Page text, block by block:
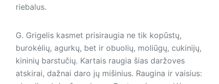
riebalus.
G. Grigelis kasmet prisiraugia ne tik kopūstų,
burokėlių, agurkų, bet ir obuolių, moliūgų, cukinijų,
kininių barstučių. Kartais raugia šias daržoves
atskirai, dažnai daro jų mišinius. Raugina ir vaisius: